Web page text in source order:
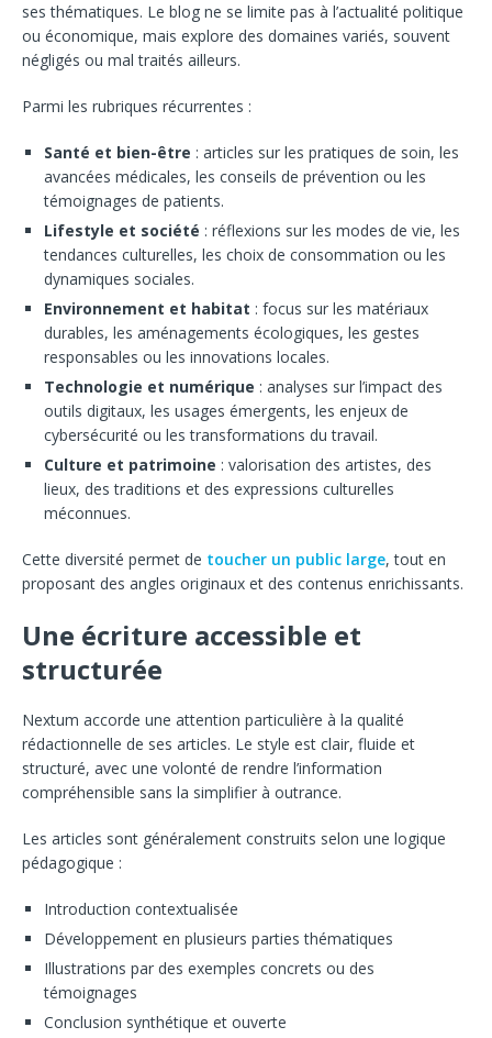
ses thématiques. Le blog ne se limite pas à l’actualité politique
ou économique, mais explore des domaines variés, souvent
négligés ou mal traités ailleurs.
Parmi les rubriques récurrentes :
Santé et bien-être : articles sur les pratiques de soin, les
avancées médicales, les conseils de prévention ou les
témoignages de patients.
Lifestyle et société : réflexions sur les modes de vie, les
tendances culturelles, les choix de consommation ou les
dynamiques sociales.
Environnement et habitat : focus sur les matériaux
durables, les aménagements écologiques, les gestes
responsables ou les innovations locales.
Technologie et numérique : analyses sur l’impact des
outils digitaux, les usages émergents, les enjeux de
cybersécurité ou les transformations du travail.
Culture et patrimoine : valorisation des artistes, des
lieux, des traditions et des expressions culturelles
méconnues.
Cette diversité permet de toucher un public large, tout en
proposant des angles originaux et des contenus enrichissants.
Une écriture accessible et
structurée
Nextum accorde une attention particulière à la qualité
rédactionnelle de ses articles. Le style est clair, fluide et
structuré, avec une volonté de rendre l’information
compréhensible sans la simplifier à outrance.
Les articles sont généralement construits selon une logique
pédagogique :
Introduction contextualisée
Développement en plusieurs parties thématiques
Illustrations par des exemples concrets ou des
témoignages
Conclusion synthétique et ouverte